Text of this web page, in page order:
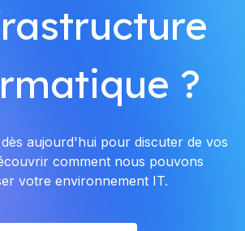
?
aujourd'hui pour discuter de vos
comment nous pouvons
votre environnement IT.